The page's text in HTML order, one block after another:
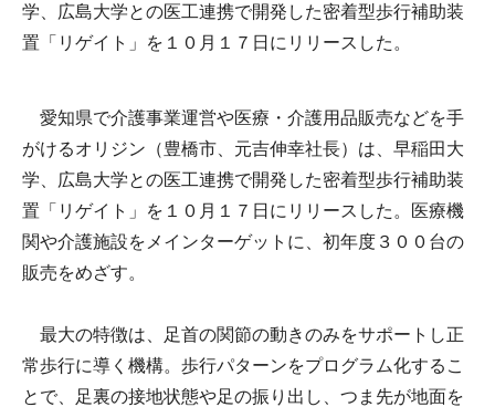
学、広島大学との医工連携で開発した密着型歩行補助装
置「リゲイト」を１０月１７日にリリースした。
愛知県で介護事業運営や医療・介護用品販売などを手
がけるオリジン（豊橋市、元吉伸幸社長）は、早稲田大
学、広島大学との医工連携で開発した密着型歩行補助装
置「リゲイト」を１０月１７日にリリースした。医療機
関や介護施設をメインターゲットに、初年度３００台の
販売をめざす。
最大の特徴は、足首の関節の動きのみをサポートし正
常歩行に導く機構。歩行パターンをプログラム化するこ
とで、足裏の接地状態や足の振り出し、つま先が地面を